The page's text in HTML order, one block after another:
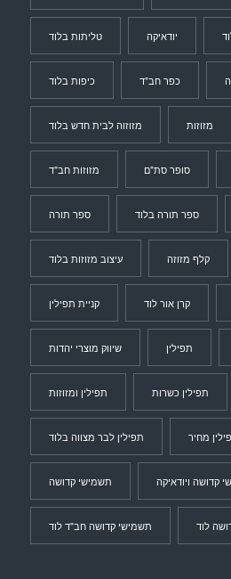
טליתות בלוד יודאיקה
כיפות בלוד כפר חב"ד
מזוזוה לבית חדש בלוד מזוזות
מזוזות חב"ד סופר סת"ם
ספר תורה ספר תורה בלוד
עיצוב מזוזות בלוד קלף מזוזה
קניית תפילין קרן אור לוד
שיווק מוצרי יהדות תפילין
תפילין ומזוזות תפילין כשרות
תפילין לבר מצווה בלוד מחיר
תשמישי קדושה קדושה ויודאיקה
תשמישי קדושה חב"ד לוד לוד